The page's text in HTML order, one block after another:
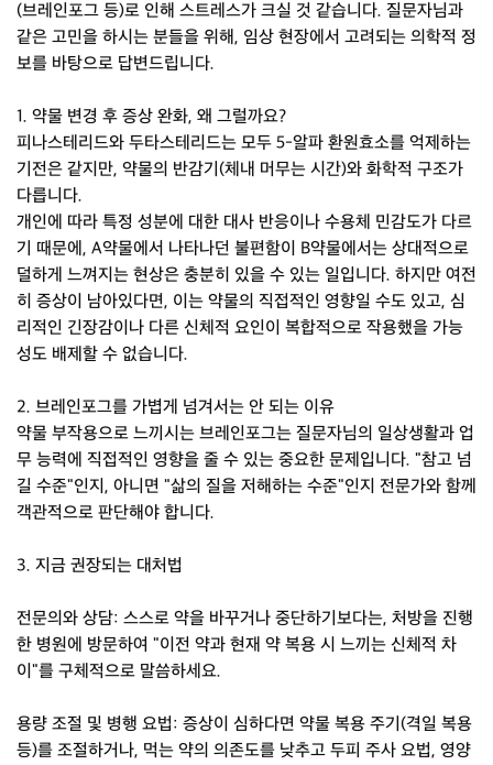
(브레인포그 등)로 인해 스트레스가 크실 것 같습니다. 질문자님과
같은 고민을 하시는 분들을 위해, 임상 현장에서 고려되는 의학적 정
보를 바탕으로 답변드립니다.
1. 약물 변경 후 증상 완화, 왜 그럴까요?
피나스테리드와 두타스테리드는 모두 5-알파 환원효소를 억제하는
기전은 같지만, 약물의 반감기(체내 머무는 시간)와 화학적 구조가
다릅니다.
개인에 따라 특정 성분에 대한 대사 반응이나 수용체 민감도가 다르
기 때문에, A약물에서 나타나던 불편함이 B약물에서는 상대적으로
덜하게 느껴지는 현상은 충분히 있을 수 있는 일입니다. 하지만 여전
히 증상이 남아있다면, 이는 약물의 직접적인 영향일 수도 있고, 심
리적인 긴장감이나 다른 신체적 요인이 복합적으로 작용했을 가능
성도 배제할 수 없습니다.
2. 브레인포그를 가볍게 넘겨서는 안 되는 이유
약물 부작용으로 느끼시는 브레인포그는 질문자님의 일상생활과 업
무 능력에 직접적인 영향을 줄 수 있는 중요한 문제입니다. "참고 넘
길 수준"인지, 아니면 "삶의 질을 저해하는 수준"인지 전문가와 함께
객관적으로 판단해야 합니다.
3. 지금 권장되는 대처법
전문의와 상담: 스스로 약을 바꾸거나 중단하기보다는, 처방을 진행
한 병원에 방문하여 "이전 약과 현재 약 복용 시 느끼는 신체적 차
이"를 구체적으로 말씀하세요.
용량 조절 및 병행 요법: 증상이 심하다면 약물 복용 주기(격일 복용
등)를 조절하거나, 먹는 약의 의존도를 낮추고 두피 주사 요법, 영양